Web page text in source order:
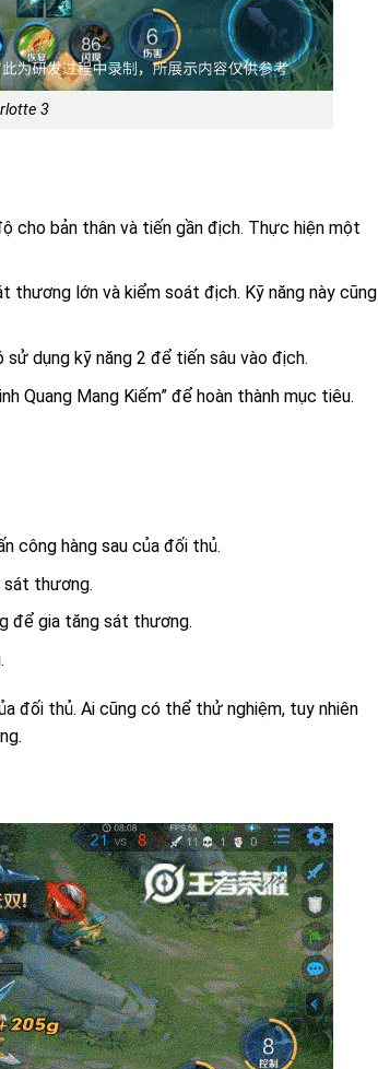
3
cho bản thân và tiến gần địch. Thực hiện một
lớn và kiểm soát địch. Kỹ năng này cũng
dụng kỹ năng 2 để tiến sâu vào địch.
Quang Mang Kiếm” để hoàn thành mục tiêu.
công hàng sau của đối thủ.
sát thương.
để gia tăng sát thương.
đối thủ. Ai cũng có thể thử nghiệm, tuy nhiên